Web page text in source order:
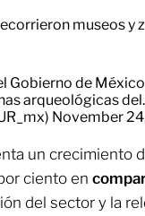
museos
Gobierno de
arqueológicas
November
un crecimiento
ciento en
del sector y la